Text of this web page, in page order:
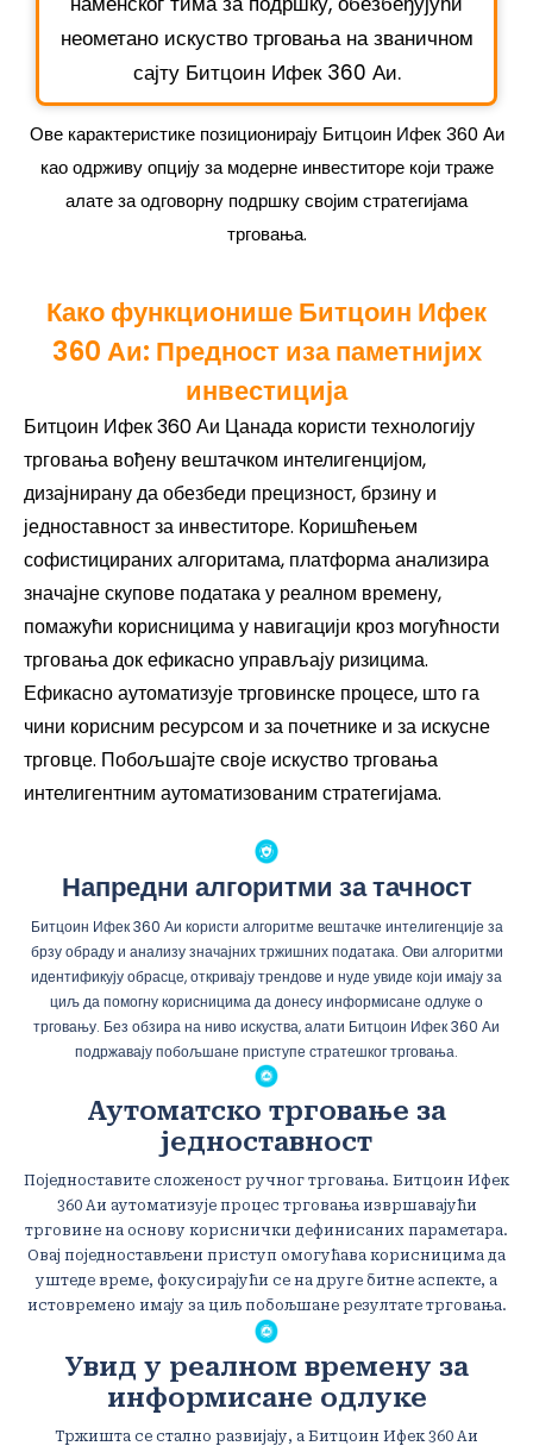
неометано искуство трговања на званичном
сајту Битцоин Ифек 360 Аи.
Ове карактеристике позиционирају Битцоин Ифек 360 Аи
као одрживу опцију за модерне инвеститоре који траже
алате за одговорну подршку својим стратегијама
трговања.
Како функционише Битцоин Ифек
360 Аи: Предност иза паметнијих
инвестиција
Битцоин Ифек 360 Аи Цанада користи технологију
трговања вођену вештачком интелигенцијом,
дизајнирану да обезбеди прецизност, брзину и
једноставност за инвеститоре. Коришћењем
софистицираних алгоритама, платформа анализира
значајне скупове података у реалном времену,
помажући корисницима у навигацији кроз могућности
трговања док ефикасно управљају ризицима.
Ефикасно аутоматизује трговинске процесе, што га
чини корисним ресурсом и за почетнике и за искусне
трговце. Побољшајте своје искуство трговања
интелигентним аутоматизованим стратегијама.
Напредни алгоритми за тачност
Битцоин Ифек 360 Аи користи алгоритме вештачке интелигенције за
брзу обраду и анализу значајних тржишних података. Ови алгоритми
идентификују обрасце, откривају трендове и нуде увиде који имају за
циљ да помогну корисницима да донесу информисане одлуке о
трговању. Без обзира на ниво искуства, алати Битцоин Ифек 360 Аи
подржавају побољшане приступе стратешког трговања.
Аутоматско трговање за
једноставност
Поједноставите сложеност ручног трговања. Битцоин Ифек
360 Аи аутоматизује процес трговања извршавајући
трговине на основу кориснички дефинисаних параметара.
Овај поједностављени приступ омогућава корисницима да
уштеде време, фокусирајући се на друге битне аспекте, а
истовремено имају за циљ побољшане резултате трговања.
Увид у реалном времену за
информисане одлуке
Тржишта се стално развијају, а Битцоин Ифек 360 Аи